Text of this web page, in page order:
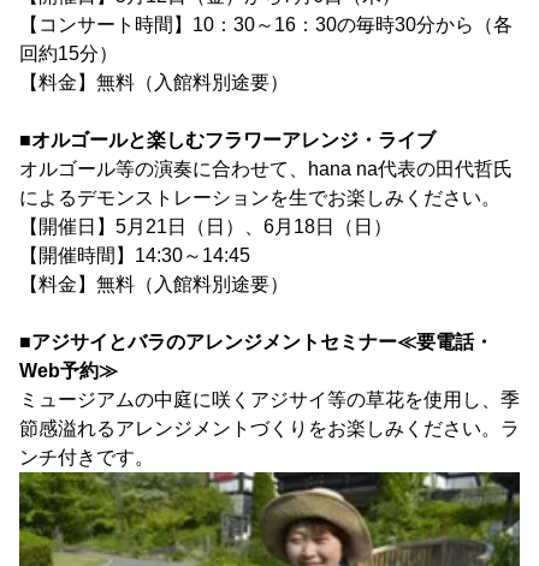
【コンサート時間】10：30～16：30の毎時30分から（各
回約15分）
【料金】無料（入館料別途要）
■オルゴールと楽しむフラワーアレンジ・ライブ
オルゴール等の演奏に合わせて、hana na代表の田代哲氏
によるデモンストレーションを生でお楽しみください。
【開催日】5月21日（日）、6月18日（日）
【開催時間】14:30～14:45
【料金】無料（入館料別途要）
■アジサイとバラのアレンジメントセミナー≪要電話・
Web予約≫
ミュージアムの中庭に咲くアジサイ等の草花を使用し、季
節感溢れるアレンジメントづくりをお楽しみください。ラ
ンチ付きです。